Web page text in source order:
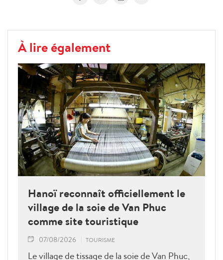
À lire également
Hanoï reconnaît officiellement le
village de la soie de Van Phuc
comme site touristique
07/08/2026 TOURISME
Le village de tissage de la soie de Van Phuc,